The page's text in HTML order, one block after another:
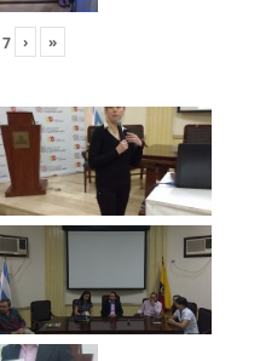
7 › »